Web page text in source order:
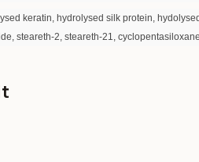
keratin, hydrolysed silk protein,
steareth-2, steareth-21,